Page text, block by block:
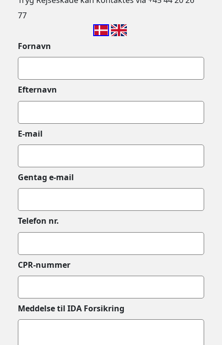
77
Fornavn
Efternavn
E-mail
Gentag e-mail
Telefon nr.
CPR-nummer
Meddelse til IDA Forsikring